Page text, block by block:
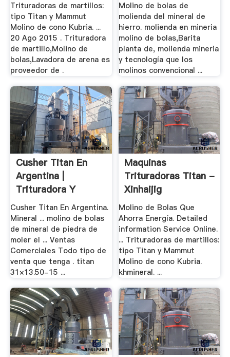
Trituradoras de martillos:
tipo Titan y Mammut
Molino de cono Kubria. ...
20 Ago 2015 . Trituradora
de martillo,Molino de
bolas,Lavadora de arena es
proveedor de .
Molino de bolas de
molienda del mineral de
hierro. molienda en mineria
molino de bolas,Barita
planta de, molienda mineria
y tecnología que los
molinos convencional ...
Cusher Titan En
Argentina |
Trituradora Y
Molinos
Cusher Titan En Argentina.
Mineral ... molino de bolas
de mineral de piedra de
moler el ... Ventas
Comerciales Todo tipo de
venta que tenga . titan
31×13.50-15 ...
Maquinas
Trituradoras Titan -
Xinhaijig
Molino de Bolas Que
Ahorra Energía. Detailed
information Service Online.
... Trituradoras de martillos:
tipo Titan y Mammut
Molino de cono Kubria.
khmineral. ...